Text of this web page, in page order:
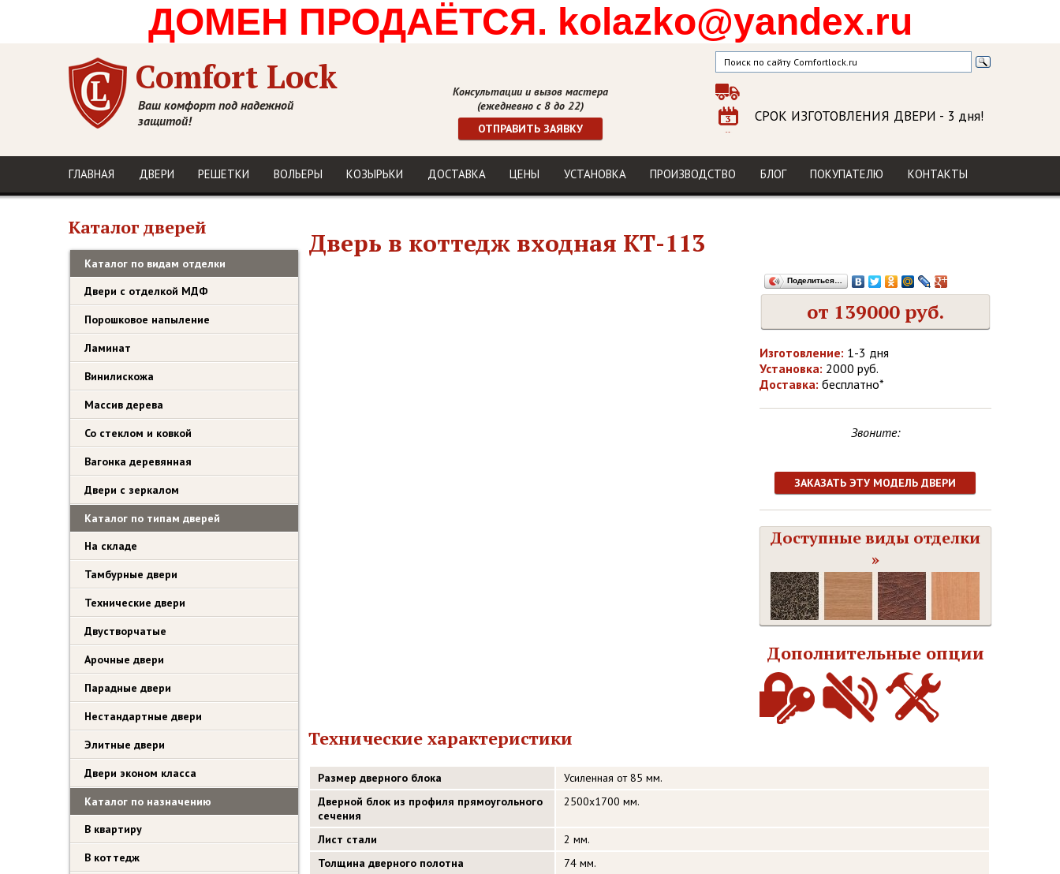
ДОМЕН ПРОДАЁТСЯ. kolazko@yandex.ru
Comfort Lock
Ваш комфорт под надежной
защитой!
Консультации и вызов мастера
(ежедневно с 8 до 22)
ОТПРАВИТЬ ЗАЯВКУ
СРОК ИЗГОТОВЛЕНИЯ ДВЕРИ - 3 дня!
МЫ В СОЦСЕТЯХ
ГЛАВНАЯ ДВЕРИ РЕШЕТКИ ВОЛЬЕРЫ КОЗЫРЬКИ ДОСТАВКА ЦЕНЫ УСТАНОВКА ПРОИЗВОДСТВО БЛОГ ПОКУПАТЕЛЮ КОНТАКТЫ
Дверь в коттедж входная КТ-113
Поделиться…
от 139000 руб.
Изготовление: 1-3 дня
Установка: 2000 руб.
Доставка: бесплатно*
Звоните:
ЗАКАЗАТЬ ЭТУ МОДЕЛЬ ДВЕРИ
Доступные виды отделки
»
Дополнительные опции
Технические характеристики
Размер дверного блока
Усиленная от 85 мм.
Дверной блок из профиля прямоугольного
сечения
2500х1700 мм.
Лист стали
2 мм.
Толщина дверного полотна
74 мм.
Каталог дверей
Каталог по видам отделки
Двери с отделкой МДФ
Порошковое напыление
Ламинат
Винилискожа
Массив дерева
Со стеклом и ковкой
Вагонка деревянная
Двери с зеркалом
Каталог по типам дверей
На складе
Тамбурные двери
Технические двери
Двустворчатые
Арочные двери
Парадные двери
Нестандартные двери
Элитные двери
Двери эконом класса
Каталог по назначению
В квартиру
В коттедж